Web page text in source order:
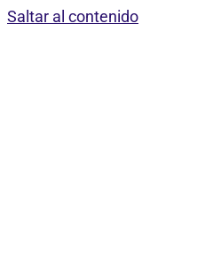
Saltar al contenido